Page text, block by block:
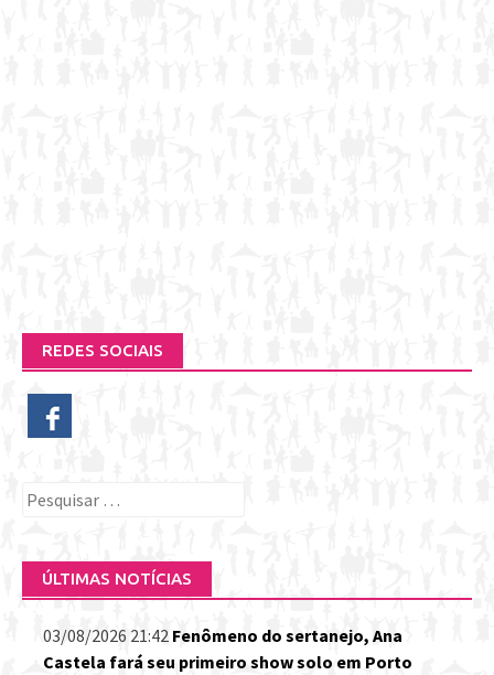
REDES SOCIAIS
Pesquisar
ÚLTIMAS NOTÍCIAS
03/08/2026 21:42 Fenômeno do sertanejo, Ana
Castela fará seu primeiro show solo em Porto